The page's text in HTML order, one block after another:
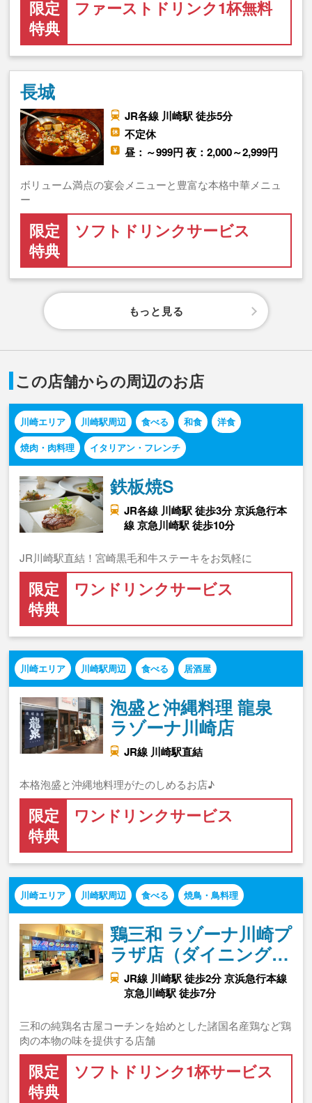
限定
特典
ファーストドリンク1杯無料
長城
JR各線 川崎駅 徒歩5分
不定休
昼：～999円 夜：2,000～2,999円
ボリューム満点の宴会メニューと豊富な本格中華メニュ
ー
限定
特典
ソフトドリンクサービス
もっと見る
この店舗からの周辺のお店
川崎エリア 川崎駅周辺 食べる 和食
洋食
焼肉・肉料理
イタリアン・フレンチ
鉄板焼S
JR各線 川崎駅 徒歩3分 京浜急行本
線 京急川崎駅 徒歩10分
JR川崎駅直結！宮崎黒毛和牛ステーキをお気軽に
限定
特典
ワンドリンクサービス
川崎エリア 川崎駅周辺 食べる 居酒屋
泡盛と沖縄料理 龍泉
ラゾーナ川崎店
JR線 川崎駅直結
本格泡盛と沖縄地料理がたのしめるお店♪
限定
特典
ワンドリンクサービス
川崎エリア 川崎駅周辺 食べる 焼鳥・鳥料理
鶏三和 ラゾーナ川崎プ
ラザ店（ダイニング…
JR線 川崎駅 徒歩2分 京浜急行本線
京急川崎駅 徒歩7分
三和の純鶏名古屋コーチンを始めとした諸国名産鶏など鶏
肉の本物の味を提供する店舗
限定
特典
ソフトドリンク1杯サービス